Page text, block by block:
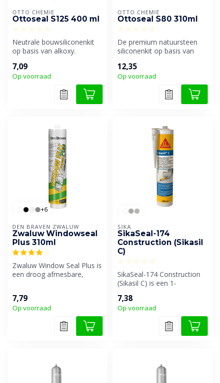
OTTO CHEMIE
Ottoseal S125 400 ml
Neutrale bouwsiliconenkit
op basis van alkoxy.
verwerkbaar...
7,09
Op voorraad
OTTO CHEMIE
Ottoseal S80 310ml
De premium natuursteen
siliconenkit op basis van
vervui...
12,35
Op voorraad
+6
DEN BRAVEN ZWALUW
Zwaluw Windowseal
Plus 310ml
Zwaluw Window Seal Plus is
een droog afmesbare,
7,79
Op voorraad
SIKA
SikaSeal-174
Construction (Sikasil
C)
SikaSeal-174 Construction
(Sikasil C) is een 1-
uithardende, ...
7,38
Op voorraad